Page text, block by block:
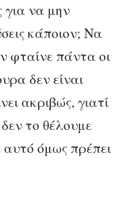
για να μην
κάποιον; Να
φταίνε πάντα οι
δεν είναι
ακριβώς, γιατί
το θέλουμε
όμως πρέπει